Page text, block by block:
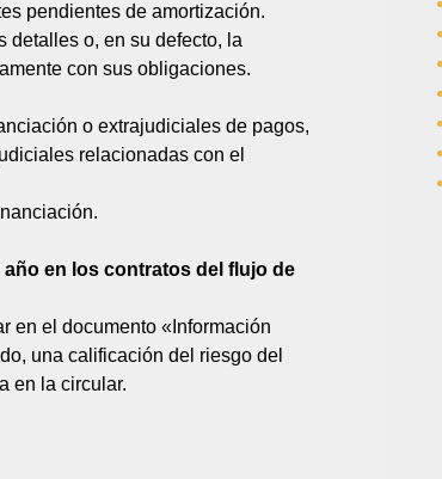
pendientes de amortización.
detalles o, en su defecto, la
con sus obligaciones.
o extrajudiciales de pagos,
relacionadas con el
en los contratos del flujo de
en el documento «Información
una calificación del riesgo del
en la circular.